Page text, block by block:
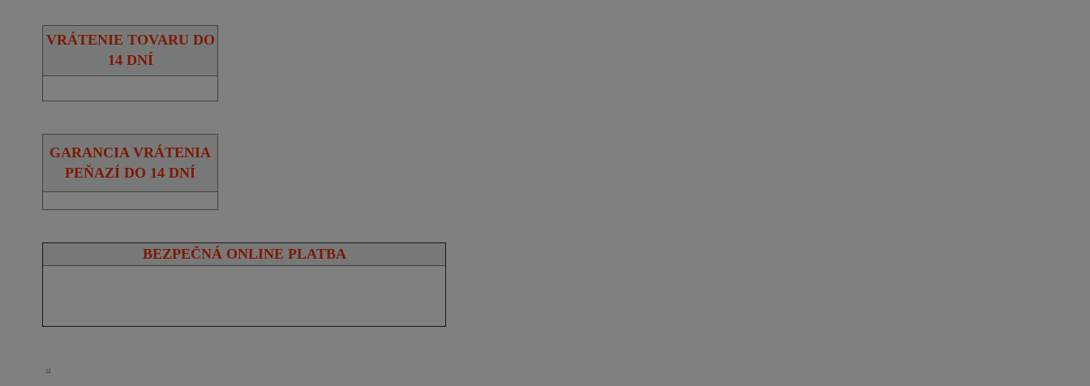
VRÁTENIE TOVARU DO
14 DNÍ
GARANCIA VRÁTENIA
PEŇAZÍ DO 14 DNÍ
BEZPEČNÁ ONLINE PLATBA